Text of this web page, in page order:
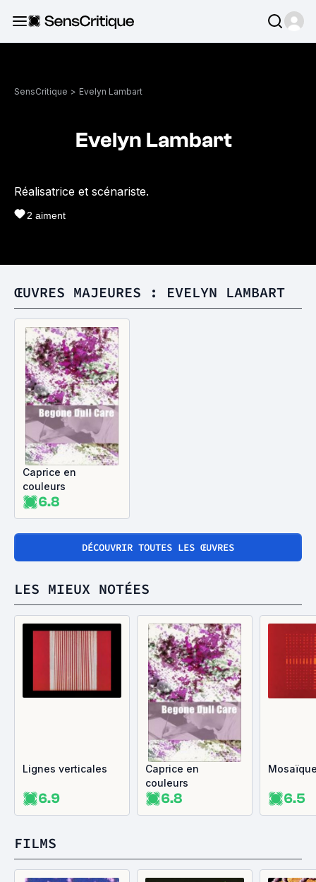
SensCritique > Evelyn Lambart
Evelyn Lambart
Réalisatrice et scénariste.
2 aiment
ŒUVRES MAJEURES : EVELYN LAMBART
Caprice en
couleurs
6.8
DÉCOUVRIR TOUTES LES ŒUVRES
LES MIEUX NOTÉES
Lignes verticales
6.9
Caprice en
couleurs
6.8 6.5
FILMS